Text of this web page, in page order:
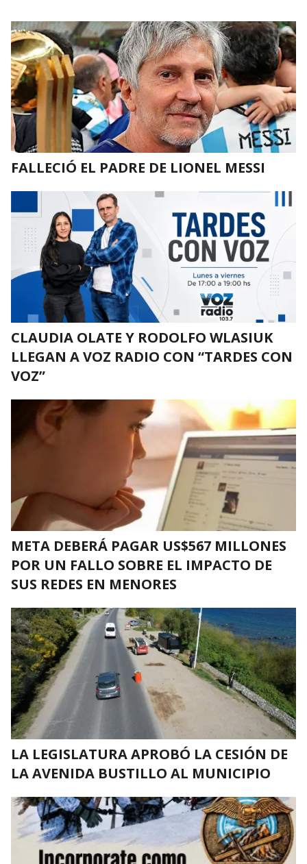
FALLECIÓ EL PADRE DE LIONEL MESSI
CLAUDIA OLATE Y RODOLFO WLASIUK
LLEGAN A VOZ RADIO CON “TARDES CON
VOZ”
META DEBERÁ PAGAR US$567 MILLONES
POR UN FALLO SOBRE EL IMPACTO DE
SUS REDES EN MENORES
LA LEGISLATURA APROBÓ LA CESIÓN DE
LA AVENIDA BUSTILLO AL MUNICIPIO